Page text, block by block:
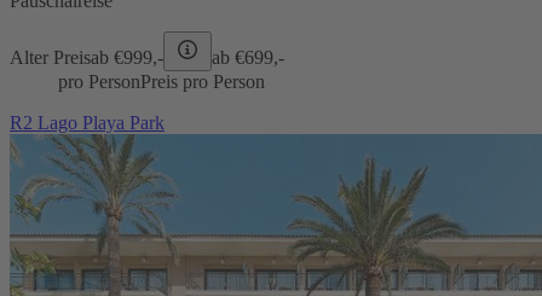
Alter Preisab €999,- ab €699,-
pro PersonPreis pro Person
R2 Lago Playa Park